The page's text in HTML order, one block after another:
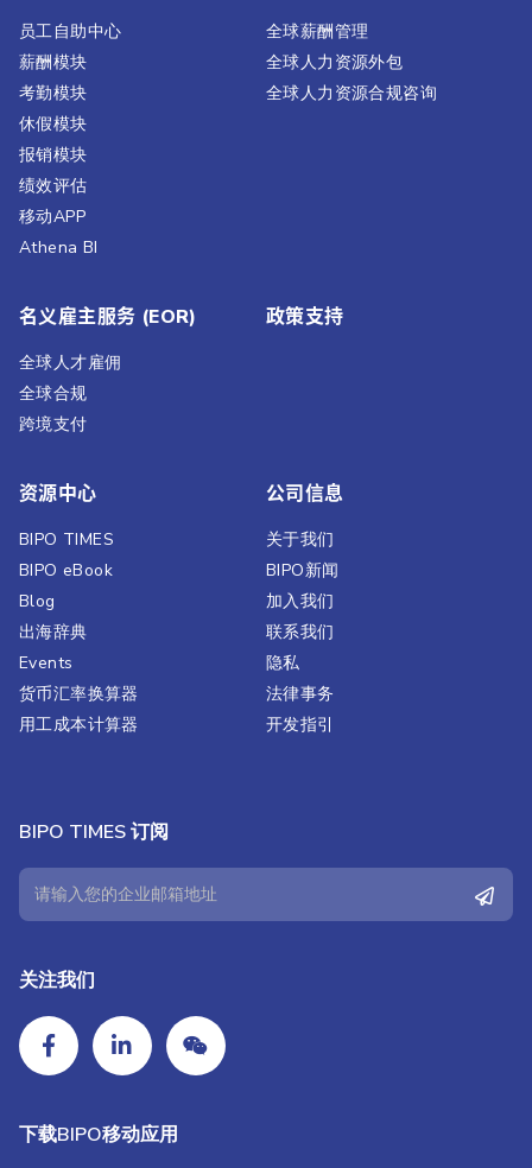
员工自助中心
薪酬模块
考勤模块
休假模块
报销模块
绩效评估​
移动APP
Athena BI
全球薪酬管理
全球人力资源外包
全球人力资源合规咨询
名义雇主服务 (EOR)
全球人才雇佣
全球合规
跨境支付
政策支持
资源中心
BIPO TIMES
BIPO eBook
Blog
出海辞典
Events
货币汇率换算器
用工成本计算器
公司信息
关于我们
BIPO新闻​
加入我们
联系我们
隐私
法律事务
开发指引
BIPO TIMES 订阅
关注我们
下载BIPO移动应用